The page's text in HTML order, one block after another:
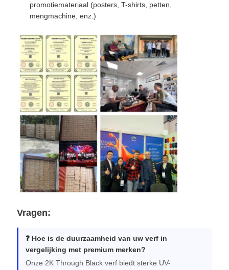
promotiemateriaal (posters, T-shirts, petten,
mengmachine, enz.)
Vragen:
❓ Hoe is de duurzaamheid van uw verf in
vergelijking met premium merken?
Onze 2K Through Black verf biedt sterke UV-